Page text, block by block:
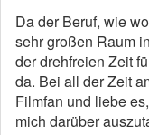
Da der Beruf, wie
sehr großen Raum
der drehfreien Zeit
da. Bei all der Zeit
Filmfan und liebe
mich darüber